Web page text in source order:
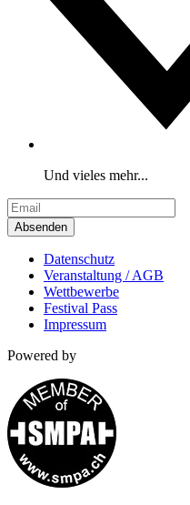
Und vieles mehr...
Absenden
Datenschutz
Veranstaltung / AGB
Wettbewerbe
Festival Pass
Impressum
Powered by